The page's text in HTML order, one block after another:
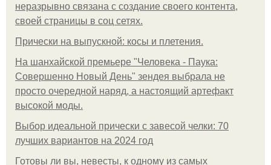
неразрывно связана с создание своего контента,
своей страницы в соц сетях.
Прически на выпускной: косы и плетения.
На шанхайской премьере "Человека - Паука:
Совершенно Новый День" зендея выбрала не
просто очередной наряд, а настоящий артефакт
высокой моды.
Выбор идеальной прически с завесой челки: 70
лучших вариантов на 2024 год
Готовы ли вы, невесты, к одному из самых